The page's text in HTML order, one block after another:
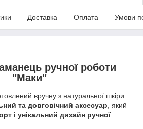
Доставка Оплата Умови
ручної роботи
"Маки"
вручну з натуральної шкіри.
та довговічний аксесуар, який
і унікальний дизайн ручної